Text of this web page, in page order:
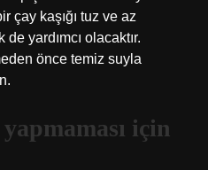
çay kaşığı tuz ve az
yardımcı olacaktır.
önce temiz suyla
için